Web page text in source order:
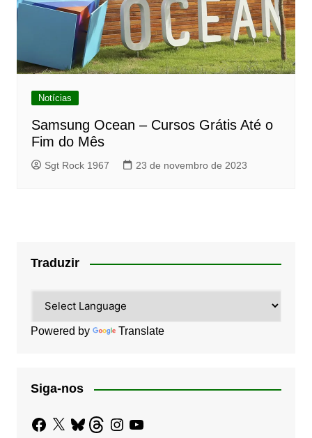
Notícias
Samsung Ocean – Cursos Grátis Até o
Fim do Mês
Sgt Rock 1967 23 de novembro de 2023
Traduzir
Powered by Translate
Siga-nos
Facebook
X BlueskyThreadsInstagram
YouTube